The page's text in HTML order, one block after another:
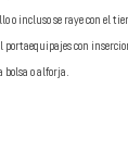
o incluso se raye con el
portaequipajes con
bolsa o alforja.